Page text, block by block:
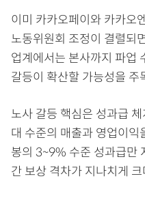
이미 카카오페이와 카카오
노동위원회 조정이 결렬되
업계에서는 본사까지 파업
갈등이 확산할 가능성을 주
노사 갈등 핵심은 성과급
대 수준의 매출과 영업이익
봉의 3~9% 수준 성과급만
간 보상 격차가 지나치게